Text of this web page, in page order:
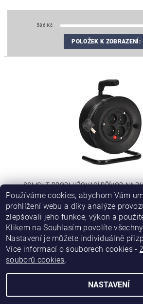
586 Kč
POLOŽEK K ZOBRAZENÍ:
SOLIGHT PRODLUŽOVACÍ PŘÍVOD NA
ČERNÝ KABEL 3X 1,0MM2,
586 Kč
Obchodní podmínky
2026 © eshop.inform.cz, všechna práva
Používáme cookies, abychom Vám
prohlížení webu a díky analýze
zlepšovali jeho funkce, výkon a
Klikem na Souhlasím povolíte
Nastavení je můžete individuálně
Více informací o souborech cookies -
souborů cookies.
NASTAVENÍ